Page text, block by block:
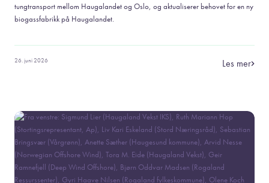
tungtransport mellom Haugalandet og Oslo, og aktualiserer behovet for en ny
biogassfabrikk på Haugalandet.
26. juni 2026 Les mer